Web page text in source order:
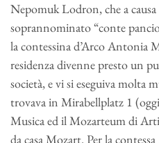
Nepomuk Lodron, che a causa
soprannominato “conte
la contessina d’Arco Antonia
residenza divenne presto un
società, e vi si eseguiva molta
trovava in Mirabellplatz 1
Musica ed il Mozarteum di
da casa Mozart. Per la